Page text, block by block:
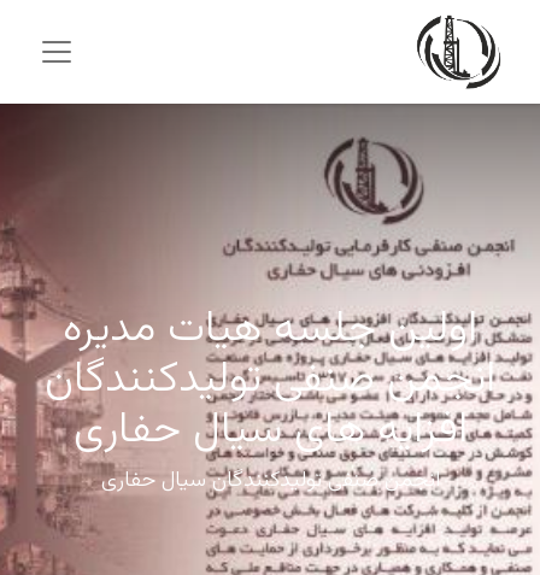
اولین جلسه هیات مدیره
انجمن صنفی تولیدکنندگان
افزایه های سیال حفاری
انجمن صنفی تولیدکنندگان سیال حفاری